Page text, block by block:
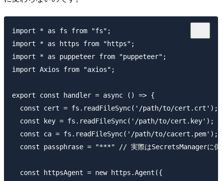
import * as fs from "fs";
import * as https from "https";
import * as puppeteer from "puppeteer";
import Axios from "axios";
export const handler = async () => {
const cert = fs.readFileSync('/path/to/cert.crt');
const key = fs.readFileSync('/path/to/cert.key');
const ca = fs.readFileSync('/path/to/cacert.pem');
const passphrase = "***" // 実際はSecretsManagerに保
  const httpsAgent = new https.Agent({